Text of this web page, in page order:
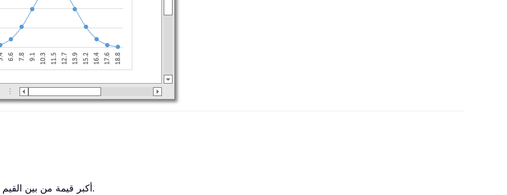
تُرجع دالة Excel MAX أكبر قيمة من بين القيم المُدخلة (مع تجاهل القيم المنطقية).